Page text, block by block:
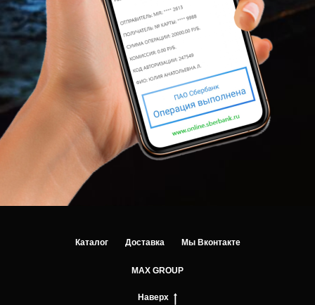
Каталог Доставка Мы Вконтакте
МАХ GROUP
Наверх